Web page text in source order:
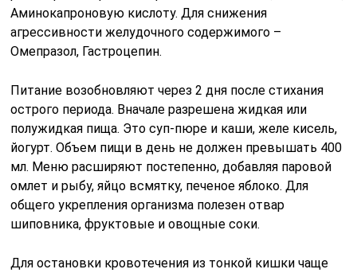
Аминокапроновую кислоту. Для снижения
агрессивности желудочного содержимого –
Омепразол, Гастроцепин.
Питание возобновляют через 2 дня после стихания
острого периода. Вначале разрешена жидкая или
полужидкая пища. Это суп-пюре и каши, желе кисель,
йогурт. Объем пищи в день не должен превышать 400
мл. Меню расширяют постепенно, добавляя паровой
омлет и рыбу, яйцо всмятку, печеное яблоко. Для
общего укрепления организма полезен отвар
шиповника, фруктовые и овощные соки.
Для остановки кровотечения из тонкой кишки чаще